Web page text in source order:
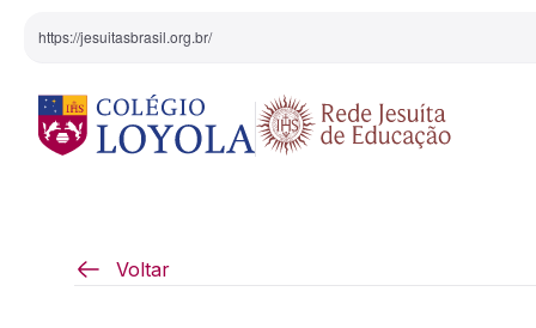
https://jesuitasbrasil.org.br/
Voltar